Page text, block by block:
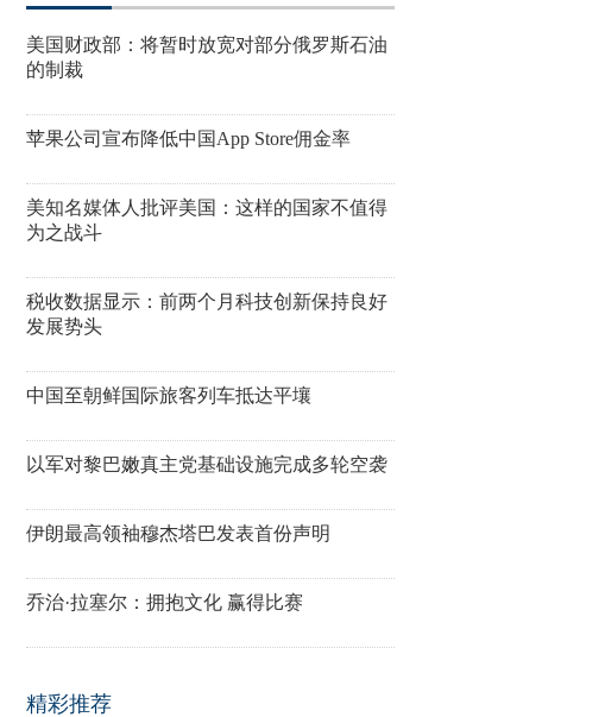
美国财政部：将暂时放宽对部分俄罗斯石油
的制裁
苹果公司宣布降低中国App Store佣金率
美知名媒体人批评美国：这样的国家不值得
为之战斗
税收数据显示：前两个月科技创新保持良好
发展势头
中国至朝鲜国际旅客列车抵达平壤
以军对黎巴嫩真主党基础设施完成多轮空袭
伊朗最高领袖穆杰塔巴发表首份声明
乔治·拉塞尔：拥抱文化 赢得比赛
精彩推荐